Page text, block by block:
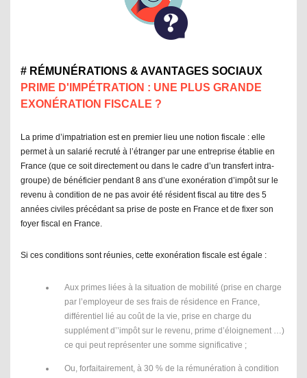
# RÉMUNÉRATIONS & AVANTAGES SOCIAUX
PRIME D'IMPÉTRATION : UNE PLUS GRANDE
EXONÉRATION FISCALE ?
La prime d’impatriation est en premier lieu une notion fiscale : elle
permet à un salarié recruté à l’étranger par une entreprise établie en
France (que ce soit directement ou dans le cadre d’un transfert intra-
groupe) de bénéficier pendant 8 ans d’une exonération d’impôt sur le
revenu à condition de ne pas avoir été résident fiscal au titre des 5
années civiles précédant sa prise de poste en France et de fixer son
foyer fiscal en France.
Si ces conditions sont réunies, cette exonération fiscale est égale :
Aux primes liées à la situation de mobilité (prise en charge
par l’employeur de ses frais de résidence en France,
différentiel lié au coût de la vie, prise en charge du
supplément d’’impôt sur le revenu, prime d’éloignement …)
ce qui peut représenter une somme significative ;
Ou, forfaitairement, à 30 % de la rémunération à condition